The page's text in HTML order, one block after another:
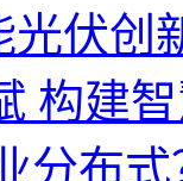
光伏创
构建
分布式